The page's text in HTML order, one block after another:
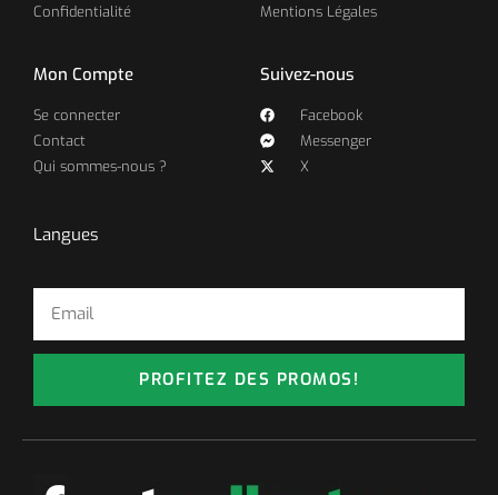
Confidentialité
Mentions Légales
Mon Compte
Se connecter
Contact
Qui sommes-nous ?
Suivez-nous
Facebook
Messenger
X
Langues
PROFITEZ DES PROMOS!